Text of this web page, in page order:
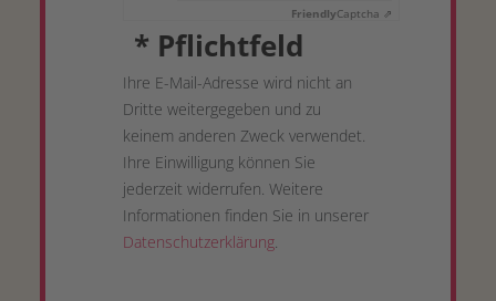
FriendlyCaptcha ⇗
* Pflichtfeld
Ihre E-Mail-Adresse wird nicht an
Dritte weitergegeben und zu
keinem anderen Zweck verwendet.
Ihre Einwilligung können Sie
jederzeit widerrufen. Weitere
Informationen finden Sie in unserer
Datenschutzerklärung.